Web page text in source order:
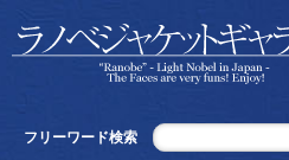
フリーワード検索